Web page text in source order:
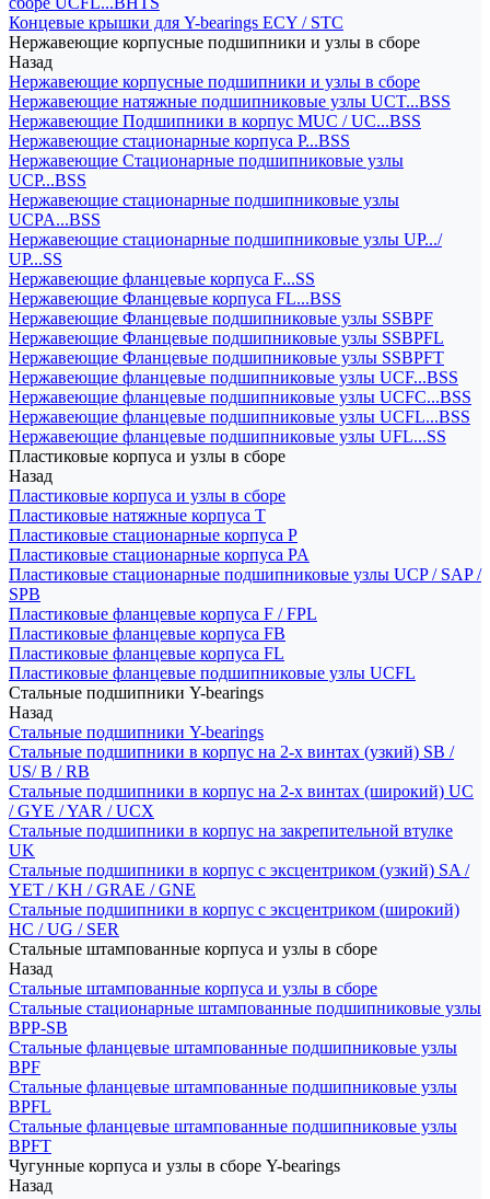
Концевые крышки для Y-bearings ECY / STC
Нержавеющие корпусные подшипники и узлы в сборе
Назад
Нержавеющие корпусные подшипники и узлы в сборе
Нержавеющие натяжные подшипниковые узлы UCT...BSS
Нержавеющие Подшипники в корпус MUC / UC...BSS
Нержавеющие стационарные корпуса P...BSS
Нержавеющие Стационарные подшипниковые узлы
UCP...BSS
Нержавеющие стационарные подшипниковые узлы
UCPA...BSS
Нержавеющие стационарные подшипниковые узлы UP.../
UP...SS
Нержавеющие фланцевые корпуса F...SS
Нержавеющие Фланцевые корпуса FL...BSS
Нержавеющие Фланцевые подшипниковые узлы SSBPF
Нержавеющие Фланцевые подшипниковые узлы SSBPFL
Нержавеющие Фланцевые подшипниковые узлы SSBPFT
Нержавеющие фланцевые подшипниковые узлы UCF...BSS
Нержавеющие фланцевые подшипниковые узлы UCFC...BSS
Нержавеющие фланцевые подшипниковые узлы UCFL...BSS
Нержавеющие фланцевые подшипниковые узлы UFL...SS
Пластиковые корпуса и узлы в сборе
Назад
Пластиковые корпуса и узлы в сборе
Пластиковые натяжные корпуса T
Пластиковые стационарные корпуса P
Пластиковые стационарные корпуса PA
Пластиковые стационарные подшипниковые узлы UCP / SAP /
SPB
Пластиковые фланцевые корпуса F / FPL
Пластиковые фланцевые корпуса FB
Пластиковые фланцевые корпуса FL
Пластиковые фланцевые подшипниковые узлы UCFL
Стальные подшипники Y-bearings
Назад
Стальные подшипники Y-bearings
Стальные подшипники в корпус на 2-х винтах (узкий) SB /
US/ B / RB
Стальные подшипники в корпус на 2-х винтах (широкий) UC
/ GYE / YAR / UCX
Стальные подшипники в корпус на закрепительной втулке
UK
Стальные подшипники в корпус с эксцентриком (узкий) SA /
YET / KH / GRAE / GNE
Стальные подшипники в корпус с эксцентриком (широкий)
HC / UG / SER
Стальные штампованные корпуса и узлы в сборе
Назад
Стальные штампованные корпуса и узлы в сборе
Стальные стационарные штампованные подшипниковые узлы
BPP-SB
Стальные фланцевые штампованные подшипниковые узлы
BPF
Стальные фланцевые штампованные подшипниковые узлы
BPFL
Стальные фланцевые штампованные подшипниковые узлы
BPFT
Чугунные корпуса и узлы в сборе Y-bearings
Назад